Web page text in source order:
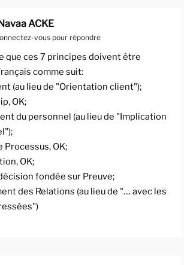
ACKE
vous pour répondre
que ces 7 principes doivent être
comme suit:
(au lieu de "Orientation client");
OK;
du personnel (au lieu de "Implication
OK;
OK;
fondée sur Preuve;
des Relations (au lieu de ".... avec les